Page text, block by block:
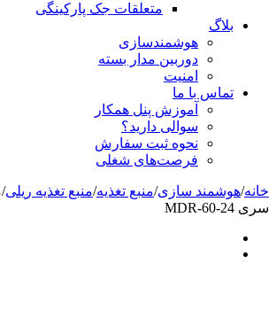
متعلقات جک پارکینگی
بلاگ
هوشمندسازی
دوربین مدار بسته
امنیت
تماس با ما
آموزش پنل همکار
سوالی دارید؟
نحوه ثبت سفارش
فرصت‌های شغلی
خانه/هوشمند سازی/منبع تغذیه/منبع تغذیه ریلی/
سری MDR-60-24